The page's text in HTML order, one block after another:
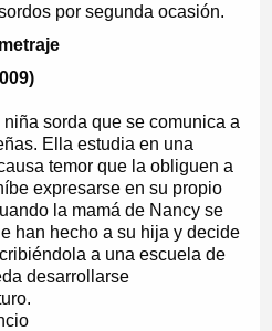
por segunda ocasión.
niña sorda que se comunica a
Ella estudia en una
temor que la obliguen a
expresarse en su propio
la mamá de Nancy se
han hecho a su hija y decide
a una escuela de
desarrollarse